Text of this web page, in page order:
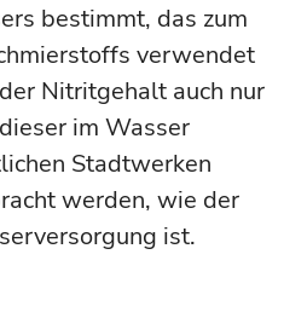
bestimmt, das zum
verwendet
Nitritgehalt auch nur
im Wasser
Stadtwerken
werden, wie der
ist.